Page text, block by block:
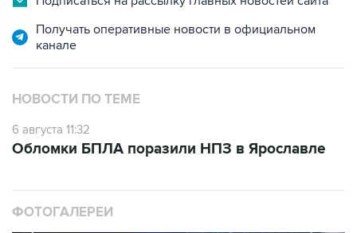
Получать оперативные новости в официальном
канале
НОВОСТИ ПО ТЕМЕ
6 августа 11:32
Обломки БПЛА поразили НПЗ в Ярославле
ФОТОГАЛЕРЕИ